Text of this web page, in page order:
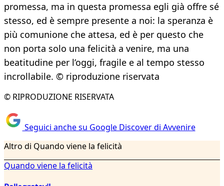
promessa, ma in questa promessa egli già offre sé
stesso, ed è sempre presente a noi: la speranza è
più comunione che attesa, ed è per questo che
non porta solo una felicità a venire, ma una
beatitudine per l’oggi, fragile e al tempo stesso
incrollabile. © riproduzione riservata
© RIPRODUZIONE RISERVATA
Seguici anche su Google Discover di Avvenire
Altro di Quando viene la felicità
Quando viene la felicità